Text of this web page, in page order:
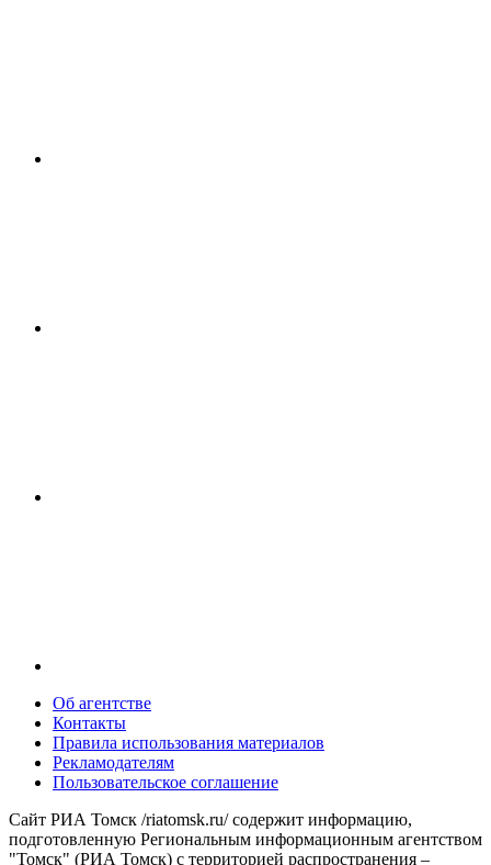
Об агентстве
Контакты
Правила использования материалов
Рекламодателям
Пользовательское соглашение
Сайт РИА Томск /riatomsk.ru/ содержит информацию,
подготовленную Региональным информационным агентством
"Томск" (РИА Томск) с территорией распространения –